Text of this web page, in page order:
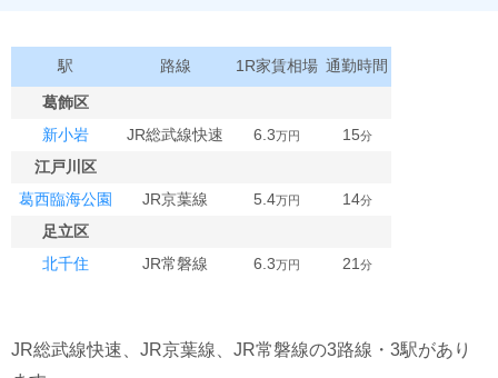
駅 路線 1R家賃相場 通勤時間
葛飾区
新小岩
JR総武線快速 6.3万円 15分
江戸川区
葛西臨海公園
JR京葉線 5.4万円 14分
足立区
北千住
JR常磐線 6.3万円 21分
JR総武線快速、JR京葉線、JR常磐線の3路線・3駅があり